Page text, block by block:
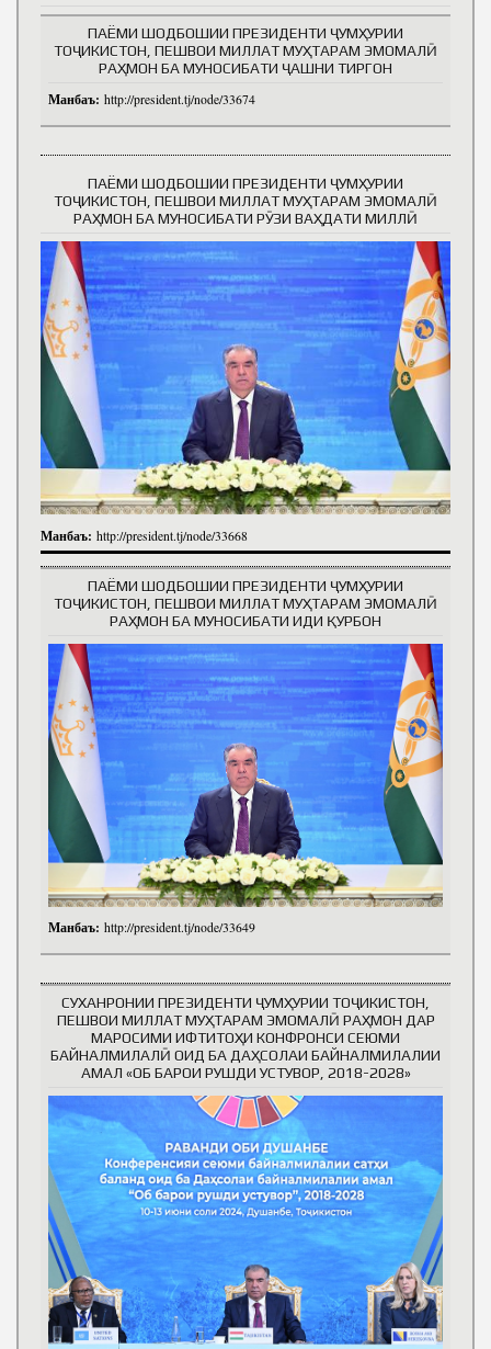
ПАЁМИ ШОДБОШИИ ПРЕЗИДЕНТИ ҶУМҲУРИИ
ТОҶИКИСТОН, ПЕШВОИ МИЛЛАТ МУҲТАРАМ ЭМОМАЛӢ
РАҲМОН БА МУНОСИБАТИ ҶАШНИ ТИРГОН
Манбаъ: http://president.tj/node/33674
ПАЁМИ ШОДБОШИИ ПРЕЗИДЕНТИ ҶУМҲУРИИ
ТОҶИКИСТОН, ПЕШВОИ МИЛЛАТ МУҲТАРАМ ЭМОМАЛӢ
РАҲМОН БА МУНОСИБАТИ РӮЗИ ВАҲДАТИ МИЛЛӢ
Манбаъ: http://president.tj/node/33668
ПАЁМИ ШОДБОШИИ ПРЕЗИДЕНТИ ҶУМҲУРИИ
ТОҶИКИСТОН, ПЕШВОИ МИЛЛАТ МУҲТАРАМ ЭМОМАЛӢ
РАҲМОН БА МУНОСИБАТИ ИДИ ҚУРБОН
Манбаъ: http://president.tj/node/33649
СУХАНРОНИИ ПРЕЗИДЕНТИ ҶУМҲУРИИ ТОҶИКИСТОН,
ПЕШВОИ МИЛЛАТ МУҲТАРАМ ЭМОМАЛӢ РАҲМОН ДАР
МАРОСИМИ ИФТИТОҲИ КОНФРОНСИ СЕЮМИ
БАЙНАЛМИЛАЛӢ ОИД БА ДАҲСОЛАИ БАЙНАЛМИЛАЛИИ
АМАЛ «ОБ БАРОИ РУШДИ УСТУВОР, 2018-2028»